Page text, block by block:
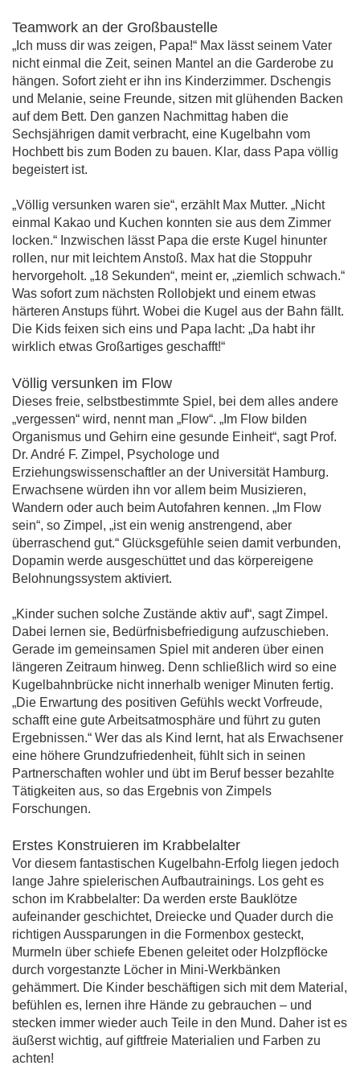
Teamwork an der Großbaustelle
„Ich muss dir was zeigen, Papa!“ Max lässt seinem Vater
nicht einmal die Zeit, seinen Mantel an die Garderobe zu
hängen. Sofort zieht er ihn ins Kinderzimmer. Dschengis
und Melanie, seine Freunde, sitzen mit glühenden Backen
auf dem Bett. Den ganzen Nachmittag haben die
Sechsjährigen damit verbracht, eine Kugelbahn vom
Hochbett bis zum Boden zu bauen. Klar, dass Papa völlig
begeistert ist.
„Völlig versunken waren sie“, erzählt Max Mutter. „Nicht
einmal Kakao und Kuchen konnten sie aus dem Zimmer
locken.“ Inzwischen lässt Papa die erste Kugel hinunter
rollen, nur mit leichtem Anstoß. Max hat die Stoppuhr
hervorgeholt. „18 Sekunden“, meint er, „ziemlich schwach.“
Was sofort zum nächsten Rollobjekt und einem etwas
härteren Anstups führt. Wobei die Kugel aus der Bahn fällt.
Die Kids feixen sich eins und Papa lacht: „Da habt ihr
wirklich etwas Großartiges geschafft!“
Völlig versunken im Flow
Dieses freie, selbstbestimmte Spiel, bei dem alles andere
„vergessen“ wird, nennt man „Flow“. „Im Flow bilden
Organismus und Gehirn eine gesunde Einheit“, sagt Prof.
Dr. André F. Zimpel, Psychologe und
Erziehungswissenschaftler an der Universität Hamburg.
Erwachsene würden ihn vor allem beim Musizieren,
Wandern oder auch beim Autofahren kennen. „Im Flow
sein“, so Zimpel, „ist ein wenig anstrengend, aber
überraschend gut.“ Glücksgefühle seien damit verbunden,
Dopamin werde ausgeschüttet und das körpereigene
Belohnungssystem aktiviert.
„Kinder suchen solche Zustände aktiv auf“, sagt Zimpel.
Dabei lernen sie, Bedürfnisbefriedigung aufzuschieben.
Gerade im gemeinsamen Spiel mit anderen über einen
längeren Zeitraum hinweg. Denn schließlich wird so eine
Kugelbahnbrücke nicht innerhalb weniger Minuten fertig.
„Die Erwartung des positiven Gefühls weckt Vorfreude,
schafft eine gute Arbeitsatmosphäre und führt zu guten
Ergebnissen.“ Wer das als Kind lernt, hat als Erwachsener
eine höhere Grundzufriedenheit, fühlt sich in seinen
Partnerschaften wohler und übt im Beruf besser bezahlte
Tätigkeiten aus, so das Ergebnis von Zimpels
Forschungen.
Erstes Konstruieren im Krabbelalter
Vor diesem fantastischen Kugelbahn-Erfolg liegen jedoch
lange Jahre spielerischen Aufbautrainings. Los geht es
schon im Krabbelalter: Da werden erste Bauklötze
aufeinander geschichtet, Dreiecke und Quader durch die
richtigen Aussparungen in die Formenbox gesteckt,
Murmeln über schiefe Ebenen geleitet oder Holzpflöcke
durch vorgestanzte Löcher in Mini-Werkbänken
gehämmert. Die Kinder beschäftigen sich mit dem Material,
befühlen es, lernen ihre Hände zu gebrauchen – und
stecken immer wieder auch Teile in den Mund. Daher ist es
äußerst wichtig, auf giftfreie Materialien und Farben zu
achten!